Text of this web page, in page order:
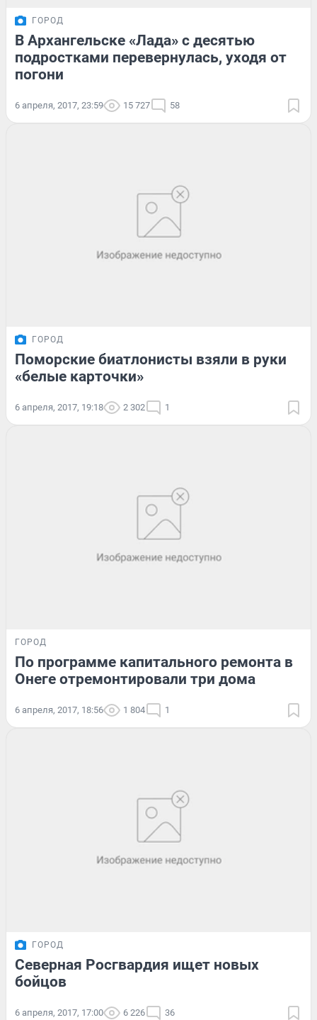
ГОРОД
В Архангельске «Лада» с десятью
подростками перевернулась, уходя от
погони
6 апреля, 2017, 23:59 15 727 58
ГОРОД
Поморские биатлонисты взяли в руки
«белые карточки»
6 апреля, 2017, 19:18 2 302 1
ГОРОД
По программе капитального ремонта в
Онеге отремонтировали три дома
6 апреля, 2017, 18:56 1 804 1
ГОРОД
Северная Росгвардия ищет новых
бойцов
6 апреля, 2017, 17:00 6 226 36